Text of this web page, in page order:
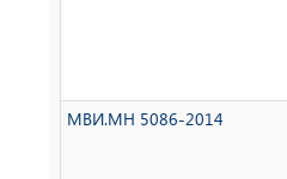
МВИ.МН 5086-2014